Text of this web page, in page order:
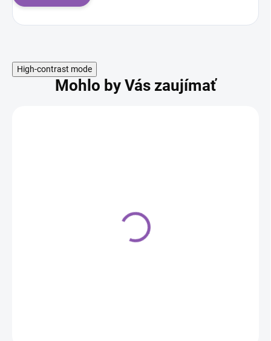
High-contrast mode
Mohlo by Vás zaujímať
Cukrárska poleva tmavá